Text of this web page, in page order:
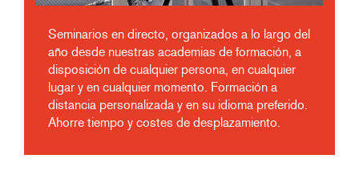
Seminarios en directo, organizados a lo largo del
año desde nuestras academias de formación, a
disposición de cualquier persona, en cualquier
lugar y en cualquier momento. Formación a
distancia personalizada y en su idioma preferido.
Ahorre tiempo y costes de desplazamiento.